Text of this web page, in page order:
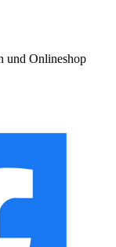
und Onlineshop